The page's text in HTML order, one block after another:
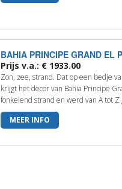
BAHIA PRINCIPE GRAND EL
Prijs v.a.: € 1933.00
Zon, zee, strand. Dat op een bedje
krijgt het decor van Bahia Principe
fonkelend strand en werd van A tot Z
MEER INFO